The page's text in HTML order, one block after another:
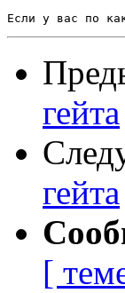
гейта
гейта
[